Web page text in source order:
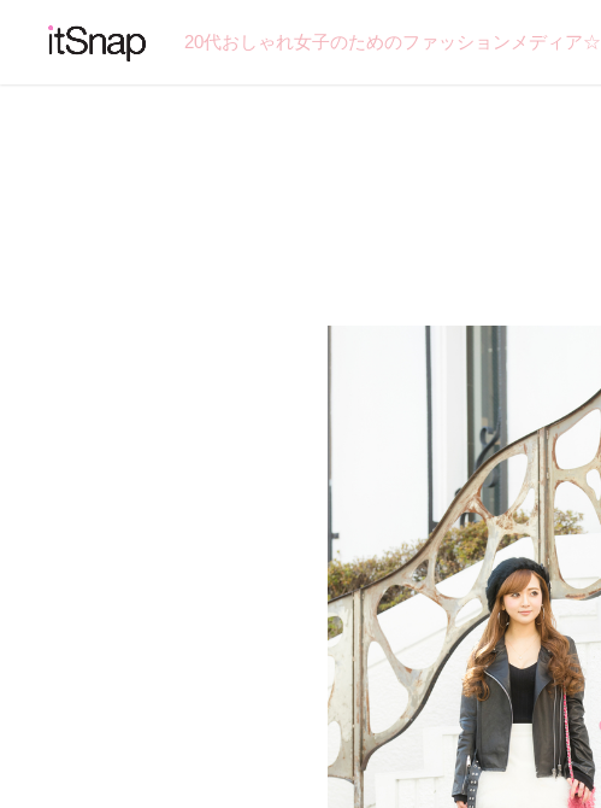
20代おしゃれ女子のためのファッションメディア☆